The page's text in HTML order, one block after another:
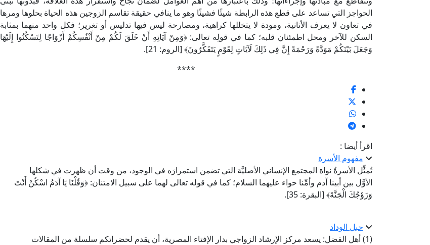
الحواجز التي تساعد على قطع هذه الرابطة شيئًا فشيئًا وهو ما ينافي حقيقة تقاسم الزوجين هذه الحياة بحلوها ومرها
في تعاون لا يعرف الأنانية، ومودة لا يتخللها كراهية، ومصارحة ليس فيها تدليس أو تغرير؛ فكل واحد منهما بمثابة
السكن للآخر ومحل اطمئنان قلبه؛ كما في قولِه تعالى: ﴿وَمِنْ آيَاتِهِ أَنْ خَلَقَ لَكُمْ مِنْ أَنْفُسِكُمْ أَزْوَاجًا لِتَسْكُنُوا إِلَيْهَا
وَجَعَلَ بَيْنَكُمْ مَوَدَّةً وَرَحْمَةً إِنَّ فِي ذَلِكَ لَآيَاتٍ لِقَوْمٍ يَتَفَكَّرُونَ﴾ [الروم: 21].
****
اقرأ أيضا :
مفهوم الأسرة
تُمثِّل الأسرةُ نواة المجتمع الإنساني الأصليَّة التي تضمن استمرارَه في الوجود، من وقت أن ظهرت في شكلها
الأوَّل بين أبينا آدم وأمِّنا حواء عليهما السلام؛ كما في قوله تعالى لهما على سبيل الامتنان: ﴿وَقُلْنَا يَا آدَمُ اسْكُنْ أَنْتَ
وَزَوْجُكَ الْجَنَّةَ﴾ [البقرة: 35].
حبل الوداد
(1) أهل الفضل: يسعد مركز الإرشاد الزواجي بدار الإفتاء المصرية، أن يقدم لحضراتكم سلسلة من المقالات